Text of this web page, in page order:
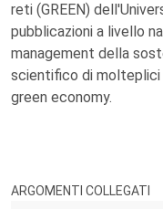
reti (GREEN)
pubblicazioni a livello
management della
scientifico di molteplici
green economy.
ARGOMENTI COLLEGATI